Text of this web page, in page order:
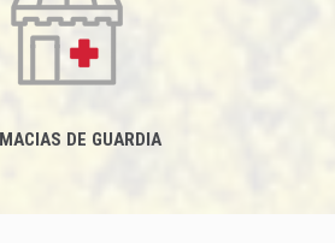
DE GUARDIA